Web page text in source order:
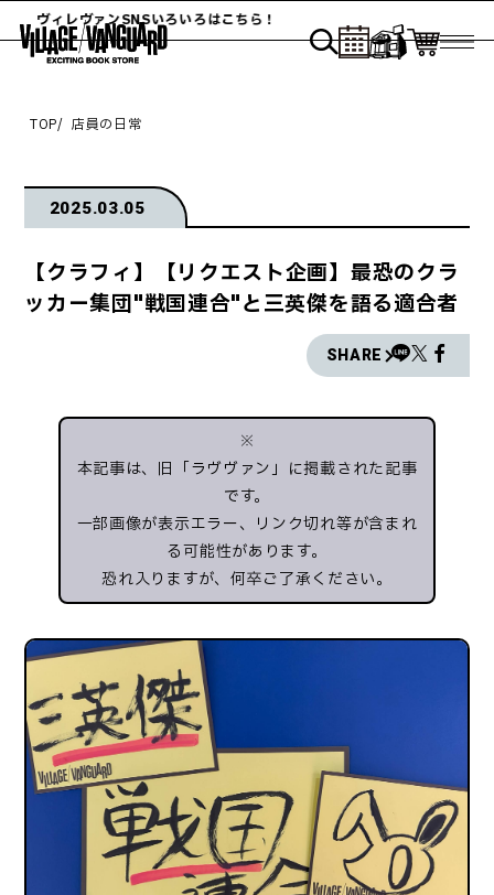
SNSいろいろはこちら！
TOP 店員の日常
2025.03.05
【クラフィ】【リクエスト企画】最恐のクラ
ッカー集団"戦国連合"と三英傑を語る適合者
SHARE
※
本記事は、旧「ラヴヴァン」に掲載された記事
です。
一部画像が表示エラー、リンク切れ等が含まれ
る可能性があります。
恐れ入りますが、何卒ご了承ください。